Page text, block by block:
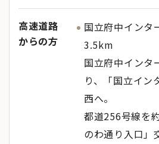
高速道路
からの方
国立府中インタ
3.5km
国立府中インタ
り、「国立イン
西へ。
都道256号線を
のわ通り入口」